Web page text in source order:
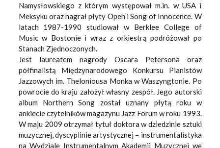
Namysłowskiego z którym występował m.in. w USA i
Meksyku oraz nagrał płyty Open i Song of Innocence. W
latach 1987-1990 studiował w Berklee College of
Music w Bostonie i wraz z orkiestrą podróżował po
Stanach Zjednoczonych.
Jest laureatem nagrody Oscara Petersona oraz
półfinalistą Międzynarodowego Konkursu Pianistów
Jazzowych im. Theloniousa Monka w Waszyngtonie. Po
powrocie do kraju założył własny zespół. Jego autorski
album Northern Song został uznany płytą roku w
ankiecie czytelników magazynu Jazz Forum w roku 1993.
W maju 2009 otrzymał tytuł doktora w dziedzinie sztuki
muzycznej, dyscyplinie artystycznej – instrumentalistyka
na Wydziale Instrumentalnym Akademii Muzycznej we